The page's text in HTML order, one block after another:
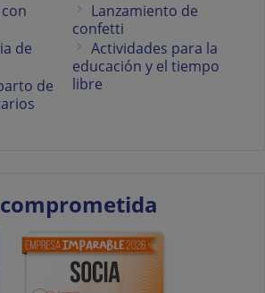
de
de
Lanzamiento de
confetti
Actividades para la
educación y el tiempo
libre